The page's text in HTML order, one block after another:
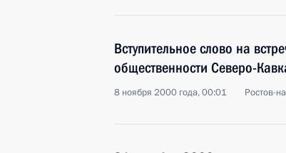
Вступительное слово на
общественности Северо-
8 ноября 2000 года, 00:01 Ростов-